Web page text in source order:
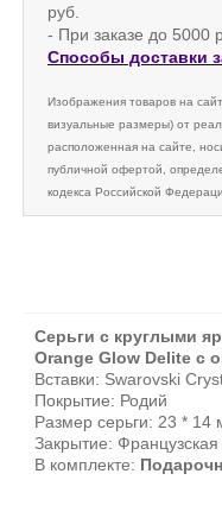
руб.
- При заказе до 5000
Способы доставки
Изображения товаров на
визуальные размеры) от
расположенная на сайте,
публичной офертой,
кодекса Российской
Серьги с круглыми
Orange Glow Delite с
Вставки: Swarovski
Покрытие: Родий
Размер серьги: 23 * 14
Закрытие: Французская
В комплекте: